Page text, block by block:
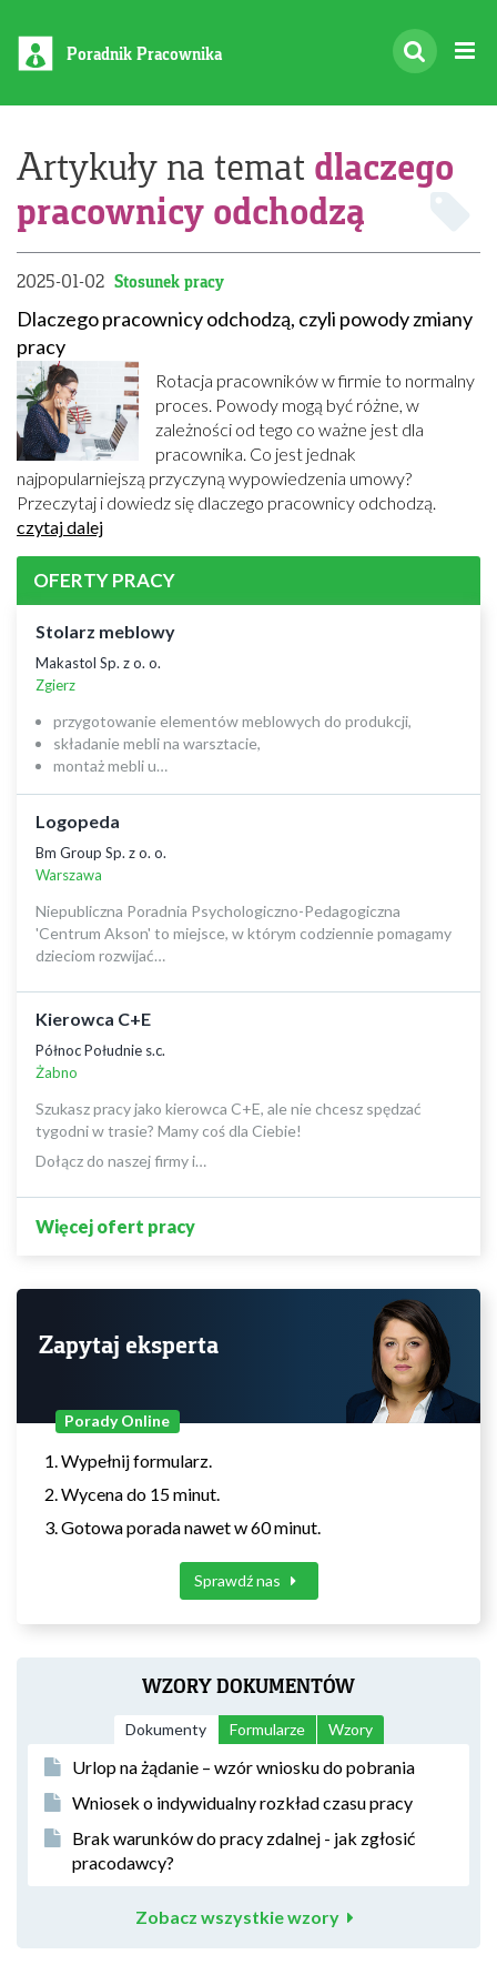
Poradnik Pracownika
Artykuły na temat dlaczego
pracownicy odchodzą
2025-01-02 Stosunek pracy
Dlaczego pracownicy odchodzą, czyli powody zmiany
pracy
Rotacja pracowników w firmie to normalny
proces. Powody mogą być różne, w
zależności od tego co ważne jest dla
pracownika. Co jest jednak
najpopularniejszą przyczyną wypowiedzenia umowy?
Przeczytaj i dowiedz się dlaczego pracownicy odchodzą.
czytaj dalej
OFERTY PRACY
Stolarz meblowy
Makastol Sp. z o. o.
Zgierz
przygotowanie elementów meblowych do produkcji,
składanie mebli na warsztacie,
montaż mebli u…
Logopeda
Bm Group Sp. z o. o.
Warszawa
Niepubliczna Poradnia Psychologiczno-Pedagogiczna
'Centrum Akson' to miejsce, w którym codziennie pomagamy
dzieciom rozwijać…
Kierowca C+E
Północ Południe s.c.
Żabno
Szukasz pracy jako kierowca C+E, ale nie chcesz spędzać
tygodni w trasie? Mamy coś dla Ciebie!
Dołącz do naszej firmy i…
Więcej ofert pracy
Zapytaj eksperta
Porady Online
Wypełnij formularz.
Wycena do 15 minut.
Gotowa porada nawet w 60 minut.
Sprawdź nas
WZORY DOKUMENTÓW
Dokumenty Formularze Wzory
Urlop na żądanie – wzór wniosku do pobrania
Wniosek o indywidualny rozkład czasu pracy
Brak warunków do pracy zdalnej - jak zgłosić
pracodawcy?
Zobacz wszystkie wzory